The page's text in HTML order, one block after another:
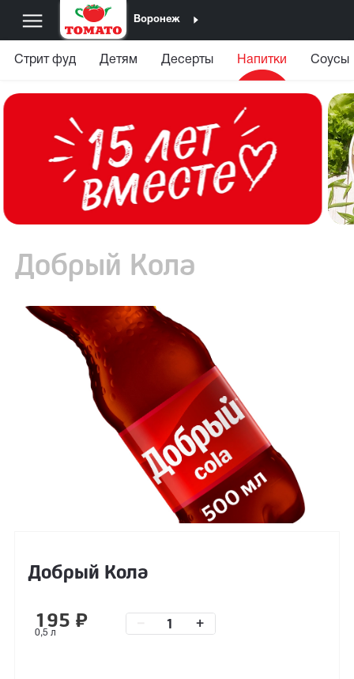
Воронеж
Стрит фуд Детям Десерты Напитки Соусы
Добрый Кола
Добрый Кола
195 ₽
0,5 л
+